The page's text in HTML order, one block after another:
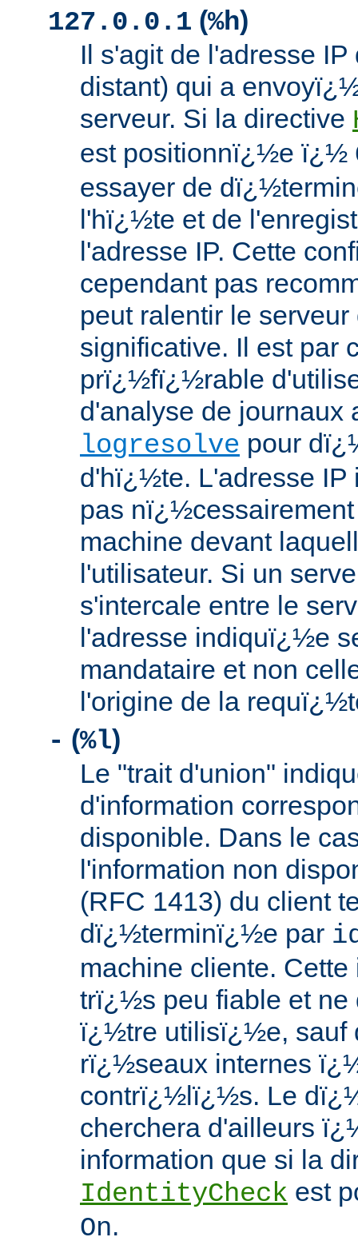
127.0.0.1 (%h)
Il s'agit de l'adresse
distant) qui a
serveur. Si la directive
est positionnï¿½e ï¿½
essayer de
l'hï¿½te et de
l'adresse IP. Cette
cependant pas
peut ralentir le
significative. Il est par
prï¿½fï¿½rable
d'analyse de journaux
logresolve pour
d'hï¿½te. L'adresse
pas
machine devant
l'utilisateur. Si un
s'intercale entre le
l'adresse indiquï¿½e
mandataire et non
l'origine de la
- (%l)
Le "trait d'union"
d'information
disponible. Dans le
l'information non
(RFC 1413) du client
dï¿½terminï¿½e par
machine cliente.
trï¿½s peu fiable et ne
ï¿½tre utilisï¿½e, sauf
rï¿½seaux internes
contrï¿½lï¿½s. Le
cherchera d'ailleurs
information que si la
IdentityCheck est
On.